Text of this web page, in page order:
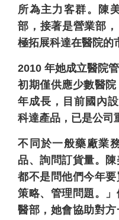
所為主力客群。陳
部，接著是營業部
極拓展科達在醫院的
2010 年她成立醫院
初期僅供應少數醫
年成長，目前國內
科達產品，已是公司
不同於一般藥廠業
品、詢問訂貨量。陳
都不是問他們今年
策略、管理問題。
醫部，她會協助對方